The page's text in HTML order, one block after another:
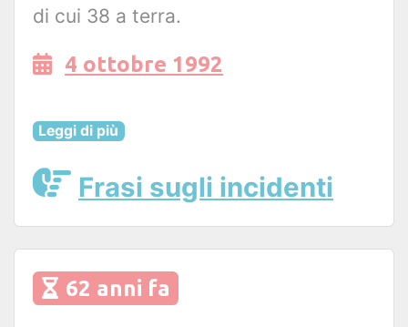
di cui 38 a terra.
4 ottobre 1992
Leggi di più
Frasi sugli incidenti
62 anni fa